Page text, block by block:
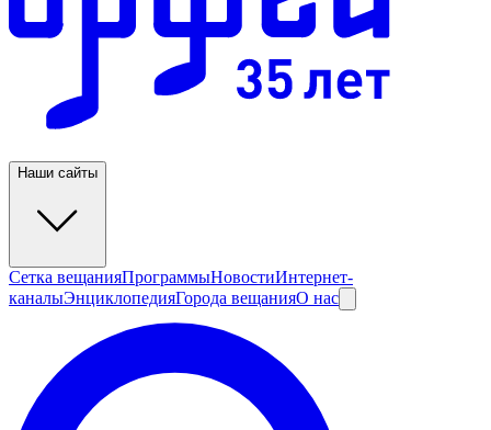
Наши сайты
Сетка вещанияПрограммыНовостиИнтернет-
каналыЭнциклопедияГорода вещанияО нас